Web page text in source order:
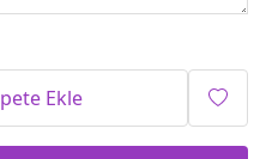
Ekle